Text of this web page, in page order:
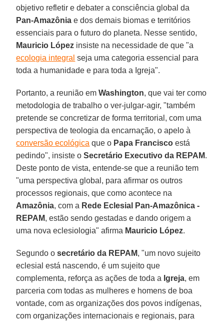
objetivo refletir e debater a consciência global da
Pan-Amazônia e dos demais biomas e territórios
essenciais para o futuro do planeta. Nesse sentido,
Mauricio López insiste na necessidade de que "a
ecologia integral seja uma categoria essencial para
toda a humanidade e para toda a Igreja".
Portanto, a reunião emWashington, que vai ter como
metodologia de trabalho o ver-julgar-agir, "também
pretende se concretizar de forma territorial, com uma
perspectiva de teologia da encarnação, o apelo à
conversão ecológica que o Papa Francisco está
pedindo", insiste o Secretário Executivo da REPAM.
Deste ponto de vista, entende-se que a reunião tem
"uma perspectiva global, para afirmar os outros
processos regionais, que como acontece na
Amazônia, com a Rede Eclesial Pan-Amazônica -
REPAM, estão sendo gestadas e dando origem a
uma nova eclesiologia" afirma Mauricio López.
Segundo o secretário da REPAM, "um novo sujeito
eclesial está nascendo, é um sujeito que
complementa, reforça as ações de toda a Igreja, em
parceria com todas as mulheres e homens de boa
vontade, com as organizações dos povos indígenas,
com organizações internacionais e regionais, para